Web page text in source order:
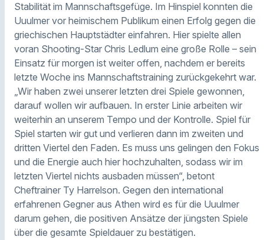
Stabilität im Mannschaftsgefüge. Im Hinspiel konnten die
Uuulmer vor heimischem Publikum einen Erfolg gegen die
griechischen Hauptstädter einfahren. Hier spielte allen
voran Shooting-Star Chris Ledlum eine große Rolle – sein
Einsatz für morgen ist weiter offen, nachdem er bereits
letzte Woche ins Mannschaftstraining zurückgekehrt war.
„Wir haben zwei unserer letzten drei Spiele gewonnen,
darauf wollen wir aufbauen. In erster Linie arbeiten wir
weiterhin an unserem Tempo und der Kontrolle. Spiel für
Spiel starten wir gut und verlieren dann im zweiten und
dritten Viertel den Faden. Es muss uns gelingen den Fokus
und die Energie auch hier hochzuhalten, sodass wir im
letzten Viertel nichts ausbaden müssen“, betont
Cheftrainer Ty Harrelson. Gegen den international
erfahrenen Gegner aus Athen wird es für die Uuulmer
darum gehen, die positiven Ansätze der jüngsten Spiele
über die gesamte Spieldauer zu bestätigen.